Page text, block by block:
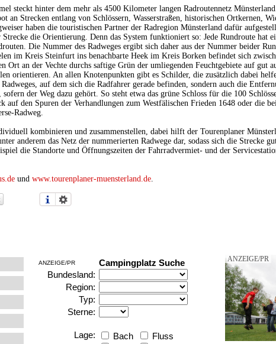
steckt hinter dem mehr als 4500 Kilometer langen Radroutennetz
an Strecken entlang von Schlössern, Wasserstraßen, historischen Ortkernen,
haben die touristischen Partner der Radregion Münsterland dafür
die Orientierung. Denn das System funktioniert so: Jede Rundroute hat
Die Nummer des Radweges ergibt sich daher aus der Nummer beider
im Kreis Steinfurt ins benachbarte Heek im Kreis Borken befindet sich
an der Vechte durchs saftige Grün der umliegenden Feuchtgebiete auf gut
orientieren. An allen Knotenpunkten gibt es Schilder, die zusätzlich dabei
auf dem sich die Radfahrer gerade befinden, sondern auch die
der Weg dazu gehört. So steht etwa das grüne Schloss für die 100
auf den Spuren der Verhandlungen zum Westfälischen Frieden 1648 oder die
Radweg.
kombinieren und zusammenstellen, dabei hilft der Tourenplaner
anderem das Netz der nummerierten Radwege dar, sodass sich die Strecke
die Standorte und Öffnungszeiten der Fahrradvermiet- und der
und www.tourenplaner-muensterland.de.